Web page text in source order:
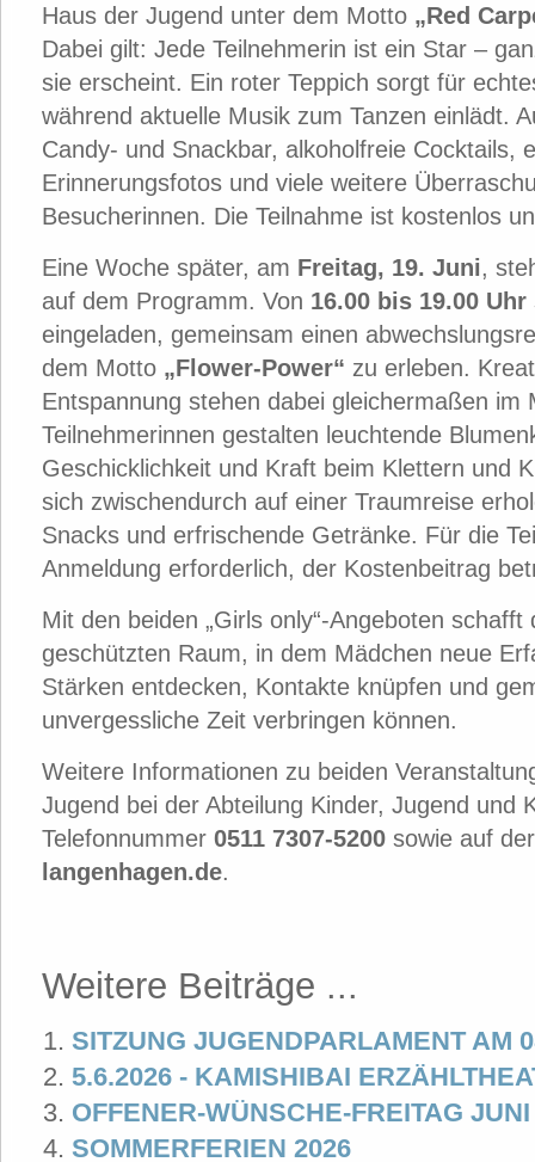
Haus der Jugend unter dem Motto „Red
Dabei gilt: Jede Teilnehmerin ist ein Star –
sie erscheint. Ein roter Teppich sorgt für
während aktuelle Musik zum Tanzen einlädt.
Candy- und Snackbar, alkoholfreie Cocktails,
Erinnerungsfotos und viele weitere
Besucherinnen. Die Teilnahme ist kostenlos
Eine Woche später, am Freitag, 19. Juni,
auf dem Programm. Von 16.00 bis 19.00 Uhr
eingeladen, gemeinsam einen
dem Motto „Flower-Power“ zu erleben.
Entspannung stehen dabei gleichermaßen im
Teilnehmerinnen gestalten leuchtende
Geschicklichkeit und Kraft beim Klettern und
sich zwischendurch auf einer Traumreise
Snacks und erfrischende Getränke. Für die
Anmeldung erforderlich, der Kostenbeitrag
Mit den beiden „Girls only“-Angeboten
geschützten Raum, in dem Mädchen neue
Stärken entdecken, Kontakte knüpfen und
unvergessliche Zeit verbringen können.
Weitere Informationen zu beiden
Jugend bei der Abteilung Kinder, Jugend und
Telefonnummer 0511 7307-5200 sowie auf
langenhagen.de.
Weitere Beiträge ...
SITZUNG JUGENDPARLAMENT AM
5.6.2026 - KAMISHIBAI
OFFENER-WÜNSCHE-FREITAG
SOMMERFERIEN 2026